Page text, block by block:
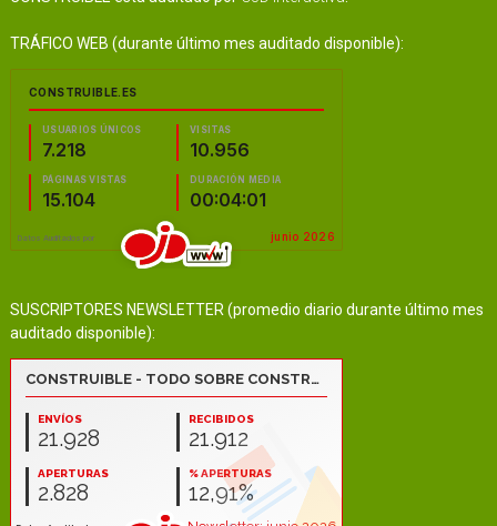
TRÁFICO WEB (durante último mes auditado disponible):
SUSCRIPTORES NEWSLETTER (promedio diario durante último mes
auditado disponible):